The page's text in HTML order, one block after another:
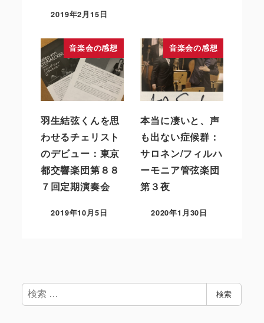
2019年2月15日
音楽会の感想
羽生結弦くんを思
わせるチェリスト
のデビュー：東京
都交響楽団第８８
７回定期演奏会
2019年10月5日
音楽会の感想
本当に凄いと、声
も出ない症候群：
サロネン/フィルハ
ーモニア管弦楽団
第３夜
2020年1月30日
検
索
検索